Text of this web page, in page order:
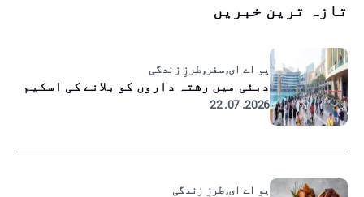
تازہ ترین خبریں
یو اے ای, سفر, طرزِ زندگی
دبئی میں رشتہ داروں کو بلانے کی اسکیم
2026. 07. 22
یو اے ای, طرزِ زندگی